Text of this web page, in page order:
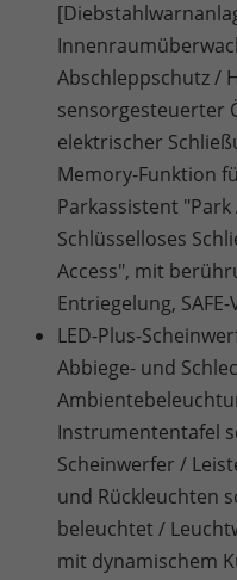
Abschleppschutz /
sensorgesteuerter
elektrischer
Memory-Funktion
Parkassistent
Schlüsselloses
Access", mit
Entriegelung,
LED-Plus-
Abbiege- und
Instrumententafel
Scheinwerfer /
und Rückleuchten
beleuchtet /
mit dynamischem